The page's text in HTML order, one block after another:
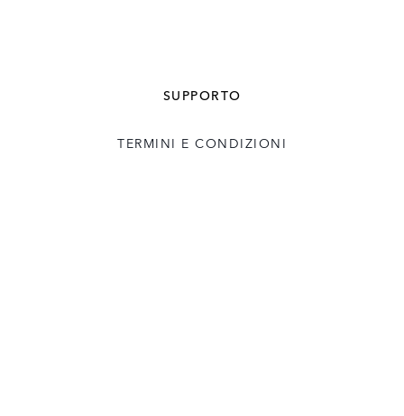
SUPPORTO
TERMINI E CONDIZIONI